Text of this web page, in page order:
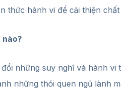
thức hành vi để cải thiện chất
nào?
những suy nghĩ và hành vi
những thói quen ngủ lành